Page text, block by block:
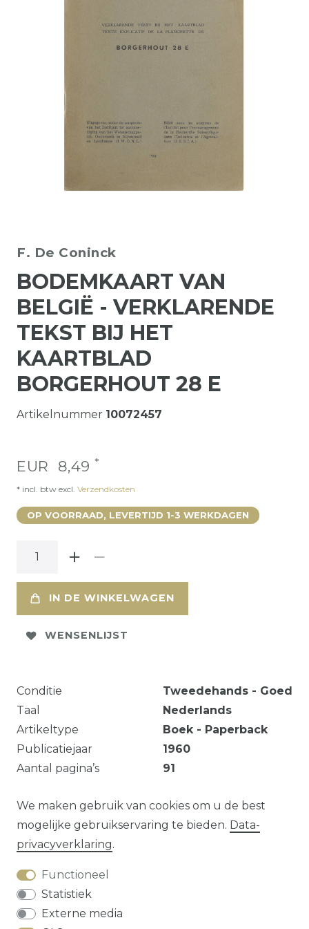
F. De Coninck
BODEMKAART VAN
BELGIË - VERKLARENDE
TEKST BIJ HET
KAARTBLAD
BORGERHOUT 28 E
Artikelnummer 10072457
EUR 8,49 *
* incl. btw excl. Verzendkosten
OP VOORRAAD, LEVERTIJD 1-3 WERKDAGEN
IN DE WINKELWAGEN
WENSENLIJST
Conditie
Tweedehands - Goed
Taal
Nederlands
Artikeltype
Boek - Paperback
Publicatiejaar
1960
Aantal pagina’s
91
Omslag wat verschoten, enkele potloodstreepjes.
Vraag over dit artikel?
We maken gebruik van cookies om u de best
mogelijke gebruikservaring te bieden. Data­
privacy­verklaring.
Functioneel
Statistiek
Externe media